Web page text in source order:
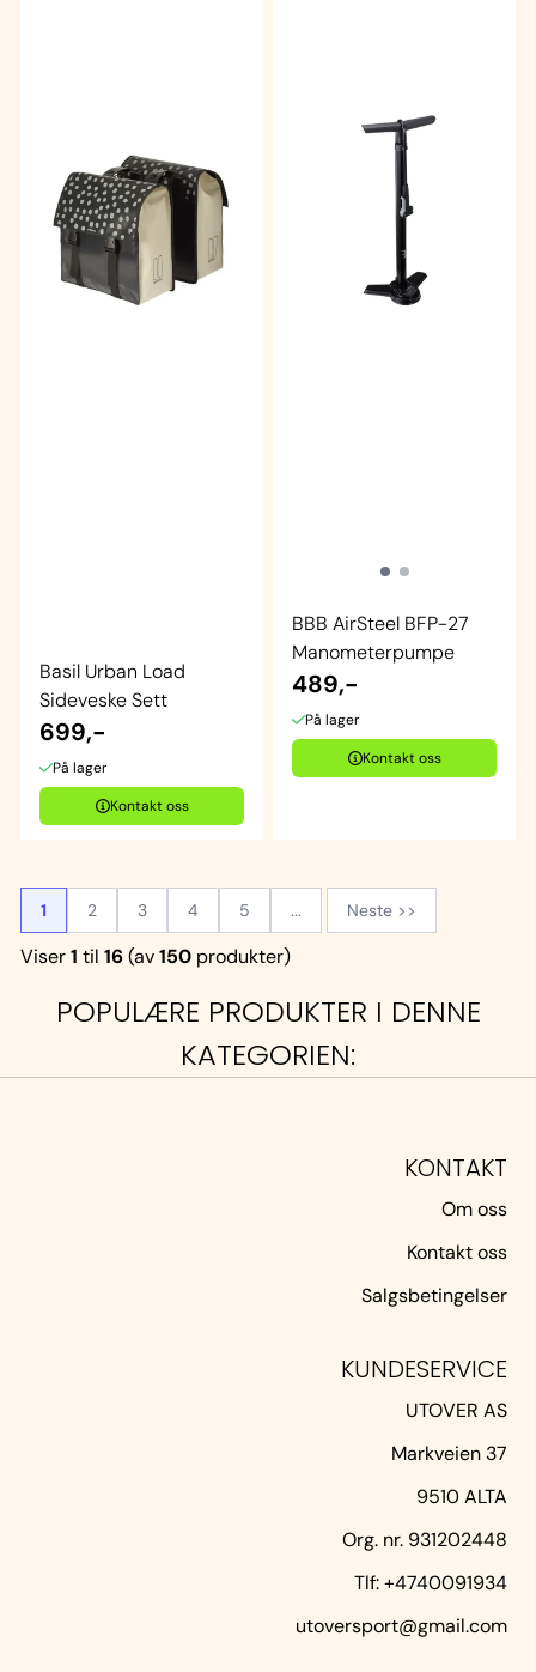
Basil Urban Load
Sideveske Sett
699,-
På lager
Kontakt oss
BBB AirSteel BFP-27
Manometerpumpe
489,-
På lager
Kontakt oss
1 2 3 4 5 ... Neste >>
Viser1 til 16(av150produkter)
POPULÆRE PRODUKTER I DENNE
KATEGORIEN:
KONTAKT
Om oss
Kontakt oss
Salgsbetingelser
KUNDESERVICE
UTOVER AS
Markveien 37
9510 ALTA
Org. nr. 931202448
Tlf:+4740091934
utoversport@gmail.com